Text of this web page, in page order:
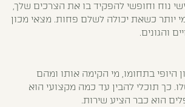
נוח וחופשי להפקיד בו את הצרכים שלך,
יותר כשאת יכולה לשלם פחות. מצאי מכון
והגונים.
היופי בתחומו, מי הקימה אותו ומהם
כך תוכלי להבין עד כמה מקצועי הוא
הוא כבר הציע שירות.